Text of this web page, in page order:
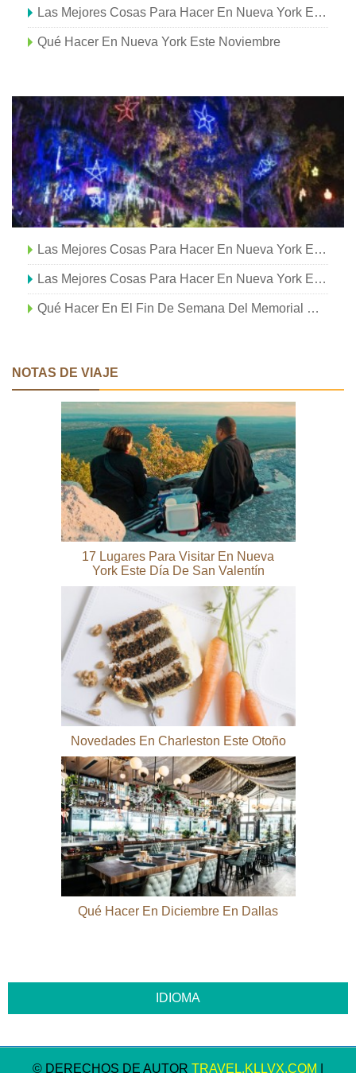
Las Mejores Cosas Para Hacer En Nueva York Este Febrero
Qué Hacer En Nueva York Este Noviembre
Las Mejores Cosas Para Hacer En Nueva York Este Julio
Las Mejores Cosas Para Hacer En Nueva York Este Junio
Qué Hacer En El Fin De Semana Del Memorial Day En Nueva York
NOTAS DE VIAJE
17 Lugares Para Visitar En Nueva
York Este Día De San Valentín
Novedades En Charleston Este Otoño
Qué Hacer En Diciembre En Dallas
© DERECHOS DE AUTOR TRAVEL.KLLVX.COM